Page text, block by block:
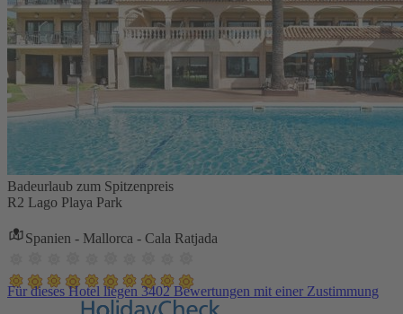
Badeurlaub zum Spitzenpreis
R2 Lago Playa Park
Spanien - Mallorca - Cala Ratjada
Für dieses Hotel liegen 3402 Bewertungen mit einer Zustimmung